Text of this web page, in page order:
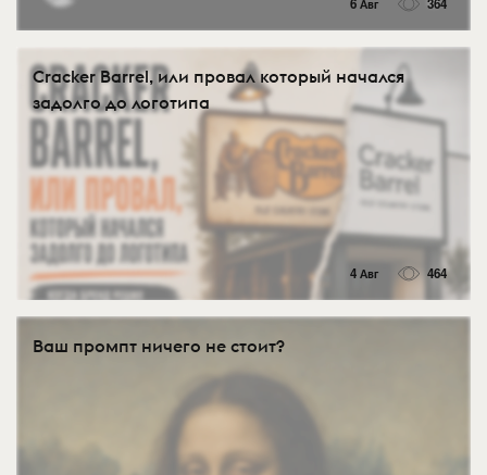
6 Авг 364
Cracker Barrel, или провал который начался
задолго до логотипа
4 Авг 464
Ваш промпт ничего не стоит?